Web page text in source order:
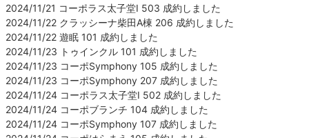
2024/11/21 コーポラス太子堂Ⅰ 503 成約しました
2024/11/22 クラッシーナ柴田A棟 206 成約しました
2024/11/22 遊眠 101 成約しました
2024/11/23 トゥインクル 101 成約しました
2024/11/23 コーポSymphony 105 成約しました
2024/11/23 コーポSymphony 207 成約しました
2024/11/24 コーポラス太子堂Ⅰ 502 成約しました
2024/11/24 コーポブランチ 104 成約しました
2024/11/24 コーポSymphony 107 成約しました